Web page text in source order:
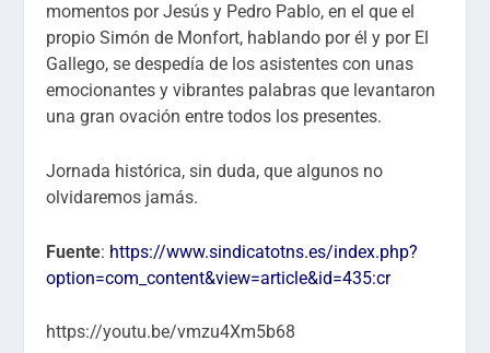
momentos por Jesús y Pedro Pablo, en el que el
propio Simón de Monfort, hablando por él y por El
Gallego, se despedía de los asistentes con unas
emocionantes y vibrantes palabras que levantaron
una gran ovación entre todos los presentes.
Jornada histórica, sin duda, que algunos no
olvidaremos jamás.
Fuente: https://www.sindicatotns.es/index.php?
option=com_content&view=article&id=435:cr
https://youtu.be/vmzu4Xm5b68